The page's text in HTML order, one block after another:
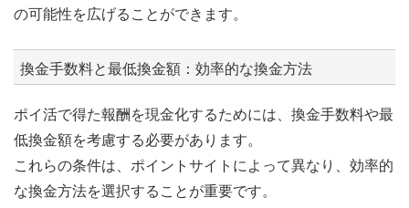
の可能性を広げることができます。
換金手数料と最低換金額：効率的な換金方法
ポイ活で得た報酬を現金化するためには、換金手数料や最
低換金額を考慮する必要があります。
これらの条件は、ポイントサイトによって異なり、効率的
な換金方法を選択することが重要です。